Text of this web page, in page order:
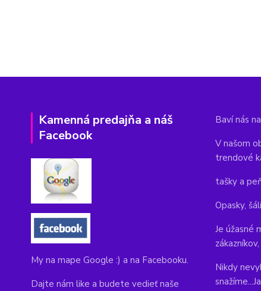
Kamenná predajňa a náš
Facebook
My na mape Google :) a na Facebooku.
Dajte nám like a budete vedieť naše
Baví nás
V našom
trendové
tašky a
Opasky,
Je úžasné
Nikdy